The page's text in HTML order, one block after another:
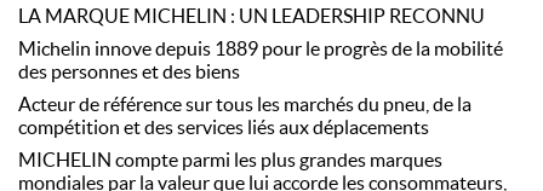
LA MARQUE MICHELIN : UN LEADERSHIP RECONNU
Michelin innove depuis 1889 pour le progrès de la mobilité
des personnes et des biens
Acteur de référence sur tous les marchés du pneu, de la
compétition et des services liés aux déplacements
MICHELIN compte parmi les plus grandes marques
mondiales par la valeur que lui accorde les consommateurs,